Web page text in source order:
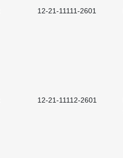
12-21-11111-2601
12-21-11112-2601